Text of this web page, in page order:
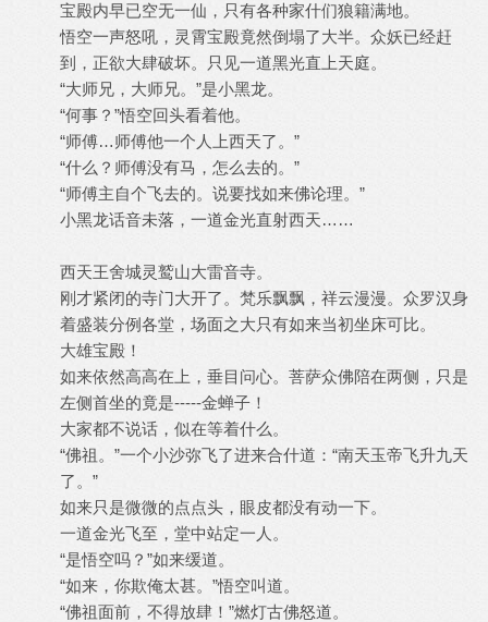
宝殿内早已空无一仙，只有各种家什们狼籍满地。
悟空一声怒吼，灵霄宝殿竟然倒塌了大半。众妖已经赶
到，正欲大肆破坏。只见一道黑光直上天庭。
“大师兄，大师兄。”是小黑龙。
“何事？”悟空回头看着他。
“师傅…师傅他一个人上西天了。”
“什么？师傅没有马，怎么去的。”
“师傅主自个飞去的。说要找如来佛论理。”
小黑龙话音未落，一道金光直射西天……
西天王舍城灵鹫山大雷音寺。
刚才紧闭的寺门大开了。梵乐飘飘，祥云漫漫。众罗汉身
着盛装分例各堂，场面之大只有如来当初坐床可比。
大雄宝殿！
如来依然高高在上，垂目问心。菩萨众佛陪在两侧，只是
左侧首坐的竟是-----金蝉子！
大家都不说话，似在等着什么。
“佛祖。”一个小沙弥飞了进来合什道：“南天玉帝飞升九天
了。”
如来只是微微的点点头，眼皮都没有动一下。
一道金光飞至，堂中站定一人。
“是悟空吗？”如来缓道。
“如来，你欺俺太甚。”悟空叫道。
“佛祖面前，不得放肆！”燃灯古佛怒道。